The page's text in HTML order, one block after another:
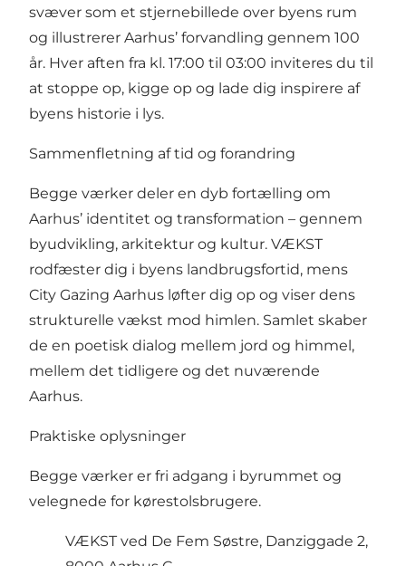
svæver som et stjernebillede over byens rum
og illustrerer Aarhus’ forvandling gennem 100
år. Hver aften fra kl. 17:00 til 03:00 inviteres du til
at stoppe op, kigge op og lade dig inspirere af
byens historie i lys.
Sammenfletning af tid og forandring
Begge værker deler en dyb fortælling om
Aarhus’ identitet og transformation – gennem
byudvikling, arkitektur og kultur. VÆKST
rodfæster dig i byens landbrugsfortid, mens
City Gazing Aarhus løfter dig op og viser dens
strukturelle vækst mod himlen. Samlet skaber
de en poetisk dialog mellem jord og himmel,
mellem det tidligere og det nuværende
Aarhus.
Praktiske oplysninger
Begge værker er fri adgang i byrummet og
velegnede for kørestolsbrugere.
VÆKST ved De Fem Søstre, Danziggade 2,